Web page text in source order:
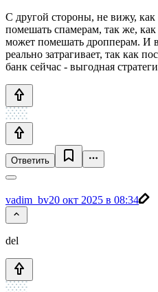
С другой стороны, не вижу,
помешать спамерам, так же,
может помешать дропперам. И
реально затрагивает, так как
банк сейчас - выгодная
Ответить
vadim_bv20 окт 2025 в 08:34
del